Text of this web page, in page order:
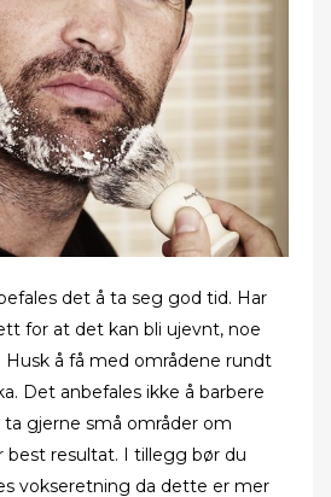
det å ta seg god tid. Har
for at det kan bli ujevnt, noe
Husk å få med områdene rundt
Det anbefales ikke å barbere
gjerne små områder om
best resultat. I tillegg bør du
vokseretning da dette er mer